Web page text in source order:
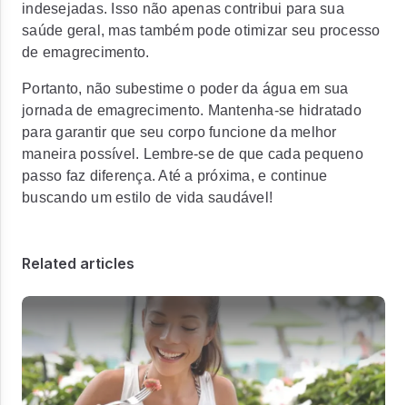
indesejadas. Isso não apenas contribui para sua
saúde geral, mas também pode otimizar seu processo
de emagrecimento.
Portanto, não subestime o poder da água em sua
jornada de emagrecimento. Mantenha-se hidratado
para garantir que seu corpo funcione da melhor
maneira possível. Lembre-se de que cada pequeno
passo faz diferença. Até a próxima, e continue
buscando um estilo de vida saudável!
Related articles